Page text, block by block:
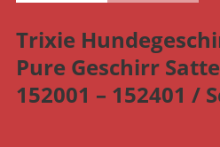
Trixie
Pure Geschirr
152001 – 152401 /